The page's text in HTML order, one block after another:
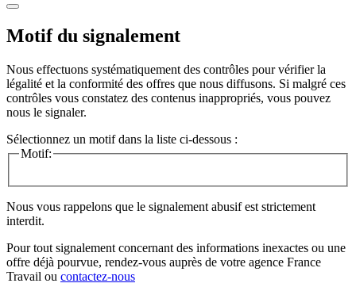
Motif du signalement
Nous effectuons systématiquement des contrôles pour vérifier la
légalité et la conformité des offres que nous diffusons. Si malgré ces
contrôles vous constatez des contenus inappropriés, vous pouvez
nous le signaler.
Sélectionnez un motif dans la liste ci-dessous :
Motif:
Nous vous rappelons que le signalement abusif est strictement
interdit.
Pour tout signalement concernant des informations inexactes ou une
offre déjà pourvue, rendez-vous auprès de votre agence France
Travail ou contactez-nous